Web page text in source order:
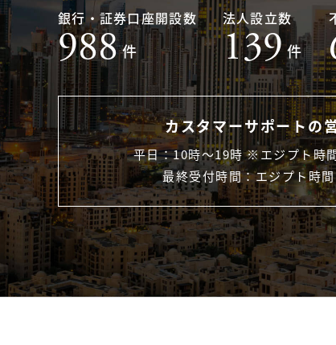
銀行・証券口座開設数
988件
法人設立数
139 件
カスタマーサポートの
平日：10時〜19時 ※エジプト時
最終受付時間：エジプト時